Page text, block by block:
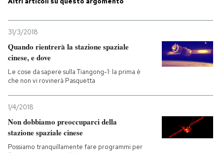
CALENDARIO
AREA PERSONALE
Entra
31/3/2018
Quando rientrerà la stazione spaziale
cinese, e dove
Le cose da sapere sulla Tiangong-1: la prima è
che non vi rovinerà Pasquetta
1/4/2018
Non dobbiamo preoccuparci della
stazione spaziale cinese
Possiamo tranquillamente fare programmi per